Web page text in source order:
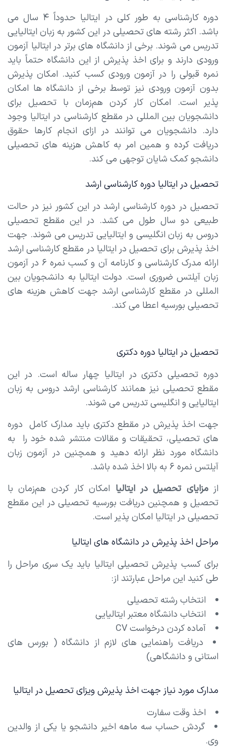
دوره کارشناسی به طور کلی در ایتالیا حدوداً ۴ سال می
باشد. اکثر رشته های تحصیلی در این کشور به زبان ایتالیایی
تدریس می شوند. برخی از دانشگاه های برتر در ایتالیا آزمون
ورودی دارند و برای اخذ پذیرش از این دانشگاه حتماً باید
نمره قبولی را در آزمون ورودی کسب کنید. امکان پذیرش
بدون آزمون ورودی نیز توسط برخی از دانشگاه ها امکان
پذیر است. امکان کار کردن هم‌زمان با تحصیل برای
دانشجویان بین المللی در مقطع کارشناسی در ایتالیا وجود
دارد. دانشجویان می توانند در ازای انجام کارها حقوق
دریافت کرده و همین امر به کاهش هزینه های تحصیلی
دانشجو کمک شایان توجهی می کند.
تحصیل در ایتالیا دوره کارشناسی ارشد
تحصیل در دوره کارشناسی ارشد در این کشور نیز در حالت
طبیعی دو سال طول می کشد. در این مقطع تحصیلی
دروس به زبان انگلیسی و ایتالیایی تدریس می شوند. جهت
اخذ پذیرش برای تحصیل در ایتالیا در مقطع کارشناسی ارشد
ارائه مدرک کارشناسی و کارنامه آن و کسب نمره ۶ در آزمون
زبان آیلتس ضروری است. دولت ایتالیا به دانشجویان بین
المللی در مقطع کارشناسی ارشد جهت کاهش هزینه های
تحصیلی بورسیه اعطا می کند.
تحصیل در ایتالیا دوره دکتری
دوره تحصیلی دکتری در ایتالیا چهار ساله است. در این
مقطع تحصیلی نیز همانند کارشناسی ارشد دروس به زبان
ایتالیایی و انگلیسی تدریس می شوند.
جهت اخذ پذیرش در مقطع دکتری باید مدارک کامل دوره
های تحصیلی، تحقیقات و مقالات منتشر شده خود را به
دانشگاه مورد نظر ارائه دهید و همچنین در آزمون زبان
آیلتس نمره ۶ به بالا اخذ شده باشد.
ازمزایای تحصیل در ایتالیا امکان کار کردن هم‌زمان با
تحصیل و همچنین دریافت بورسیه تحصیلی در این مقطع
تحصیلی در ایتالیا امکان پذیر است.
مراحل اخذ پذیرش در دانشگاه های ایتالیا
برای کسب پذیرش تحصیلی ایتالیا باید یک سری مراحل را
طی کنید این مراحل عبارتند از:
انتخاب رشته تحصیلی
انتخاب دانشگاه معتبر ایتالیایی
آماده کردن درخواست CV
دریافت راهنمایی های لازم از دانشگاه ( بورس های
استانی و دانشگاهی)
مدارک مورد نیاز جهت اخذ پذیرش ویزای تحصیل در ایتالیا
اخذ وقت سفارت
گردش حساب سه ماهه اخیر دانشجو یا یکی از والدین
وی.